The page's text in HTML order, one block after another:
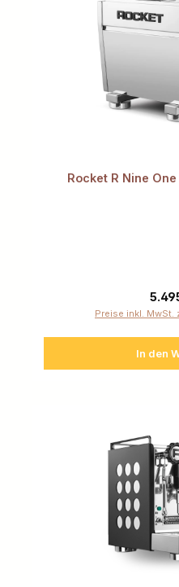
Rocket R Nine
Preise inkl. MwSt.
In den